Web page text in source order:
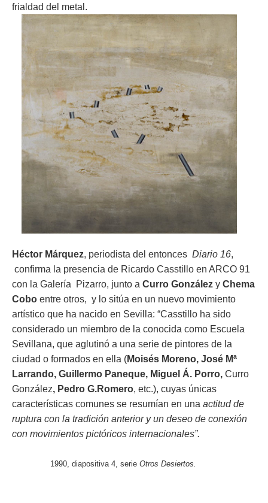
frialdad del metal.
Héctor Márquez, periodista del entonces Diario 16,
confirma la presencia de Ricardo Casstillo en ARCO 91
con la Galería Pizarro, junto a Curro González y Chema
Cobo entre otros, y lo sitúa en un nuevo movimiento
artístico que ha nacido en Sevilla: “Casstillo ha sido
considerado un miembro de la conocida como Escuela
Sevillana, que aglutinó a una serie de pintores de la
ciudad o formados en ella (Moisés Moreno, José Mª
Larrando, Guillermo Paneque, Miguel Á. Porro, Curro
González, Pedro G.Romero, etc.), cuyas únicas
características comunes se resumían en una actitud de
ruptura con la tradición anterior y un deseo de conexión
con movimientos pictóricos internacionales”.
1990, diapositiva 4, serie Otros Desiertos.